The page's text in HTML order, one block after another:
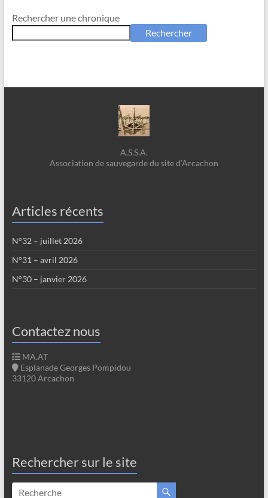
Rechercher une chronique
Rechercher
A.S.S.A.
Association de sauvegarde du site d’Arcachon
Articles récents
N°32 – juillet 2026
N°31 – avril 2026
N°30 – janvier 2026
Contactez nous
MA.AT
Esplanade Georges Pompidou
33120 Arcachon
Rechercher sur le site